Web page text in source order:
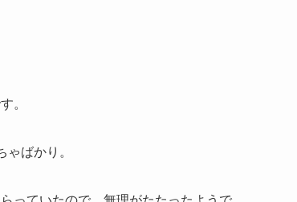
。
ばかり。